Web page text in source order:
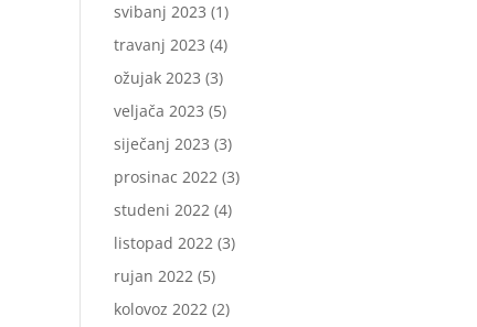
svibanj 2023 (1)
travanj 2023 (4)
ožujak 2023 (3)
veljača 2023 (5)
siječanj 2023 (3)
prosinac 2022 (3)
studeni 2022 (4)
listopad 2022 (3)
rujan 2022 (5)
kolovoz 2022 (2)